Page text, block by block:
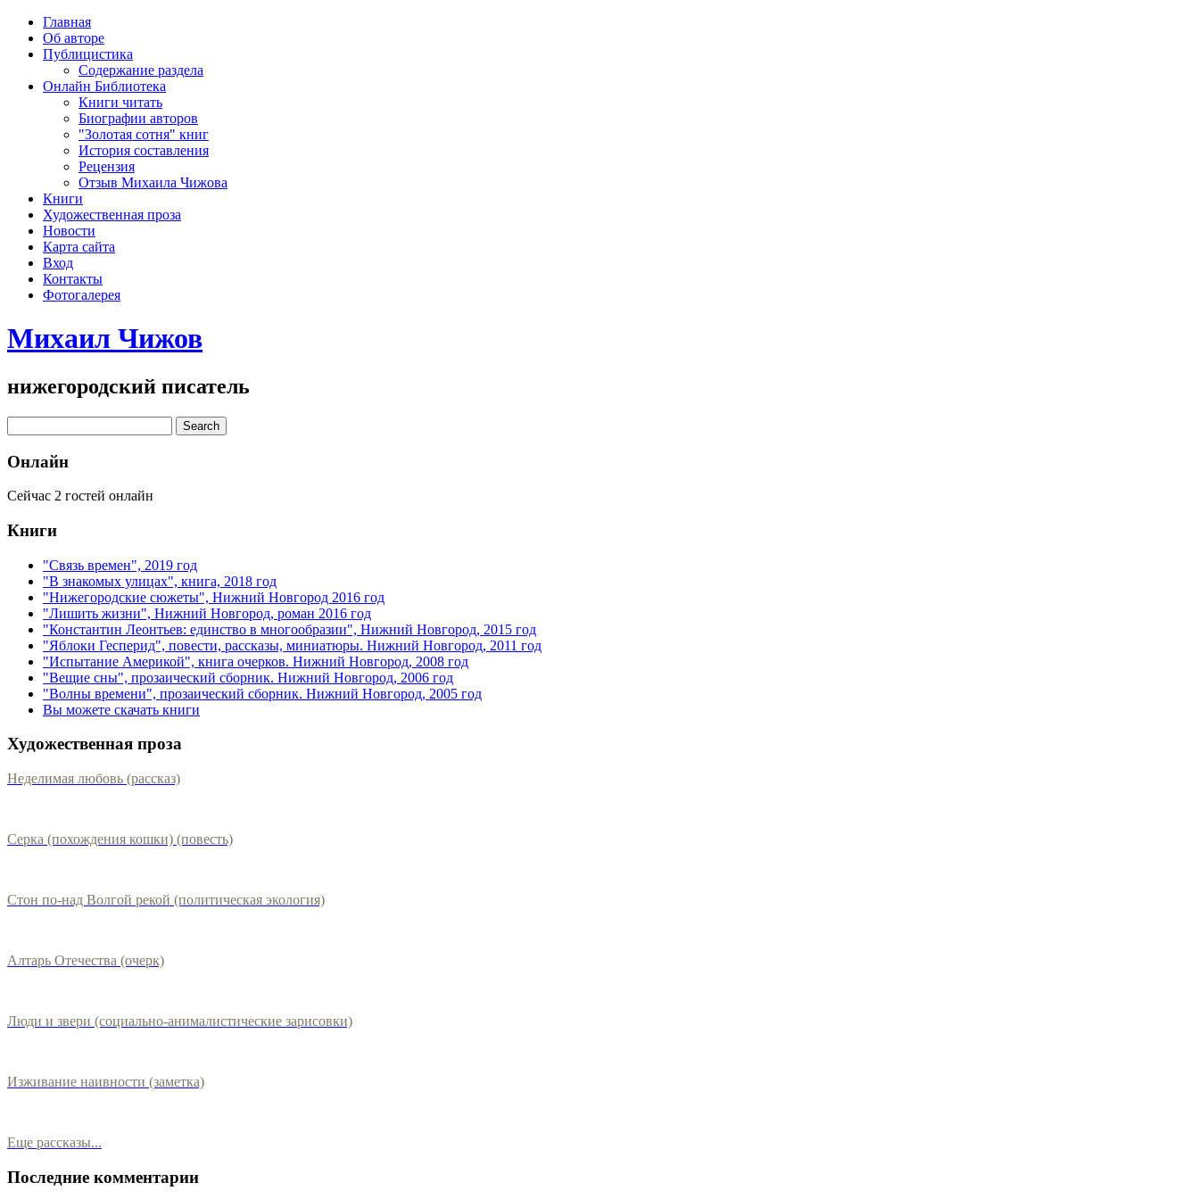
Главная
Об авторе
Публицистика
Содержание раздела
Онлайн Библиотека
Книги читать
Биографии авторов
"Золотая сотня" книг
История составления
Рецензия
Отзыв Михаила Чижова
Книги
Художественная проза
Новости
Карта сайта
Вход
Контакты
Фотогалерея
Михаил Чижов
нижегородский писатель
Онлайн
Сейчас 2 гостей онлайн
Книги
"Связь времен", 2019 год
"В знакомых улицах", книга, 2018 год
"Нижегородские сюжеты", Нижний Новгород 2016 год
"Лишить жизни", Нижний Новгород, роман 2016 год
"Константин Леонтьев: единство в многообразии", Нижний Новгород, 2015 год
"Яблоки Гесперид", повести, рассказы, миниатюры. Нижний Новгород, 2011 год
"Испытание Америкой", книга очерков. Нижний Новгород, 2008 год
"Вещие сны", прозаический сборник. Нижний Новгород, 2006 год
"Волны времени", прозаический сборник. Нижний Новгород, 2005 год
Вы можете скачать книги
Художественная проза
Неделимая любовь (рассказ)
Серка (похождения кошки) (повесть)
Стон по-над Волгой рекой (политическая экология)
Алтарь Отечества (очерк)
Люди и звери (социально-анималистические зарисовки)
Изживание наивности (заметка)
Еще рассказы...
Последние комментарии